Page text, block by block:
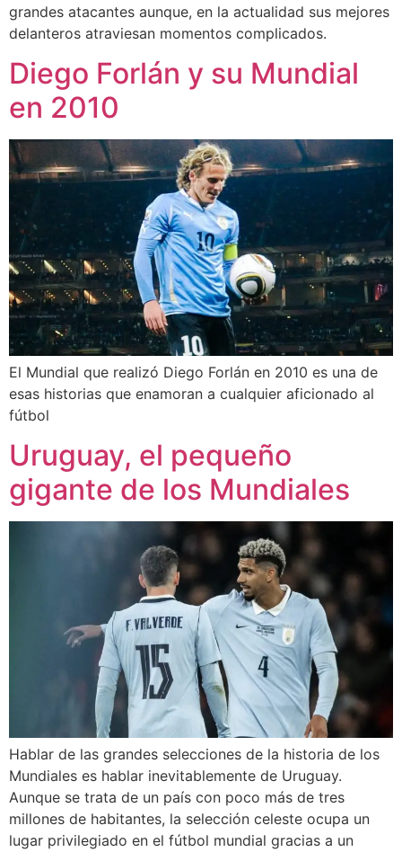
grandes atacantes aunque, en la actualidad sus mejores
delanteros atraviesan momentos complicados.
Diego Forlán y su Mundial
en 2010
El Mundial que realizó Diego Forlán en 2010 es una de
esas historias que enamoran a cualquier aficionado al
fútbol
Uruguay, el pequeño
gigante de los Mundiales
Hablar de las grandes selecciones de la historia de los
Mundiales es hablar inevitablemente de Uruguay.
Aunque se trata de un país con poco más de tres
millones de habitantes, la selección celeste ocupa un
lugar privilegiado en el fútbol mundial gracias a un